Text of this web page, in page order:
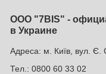
ООО "7BIS" -
в Украине
Адреса: м. Київ, вул. Є.
Тел.: 0800 60 33 02